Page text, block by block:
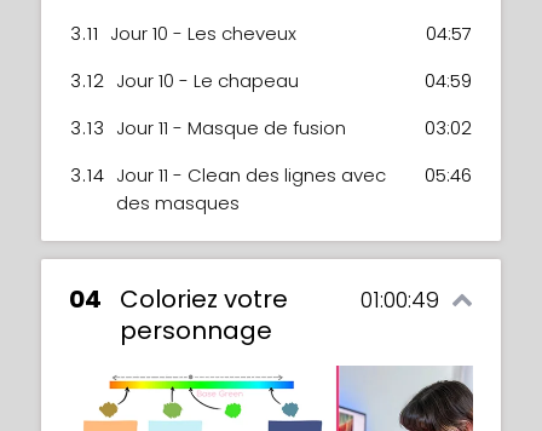
3.11 Jour 10 - Les cheveux
04:57
3.12 Jour 10 - Le chapeau
04:59
3.13 Jour 11 - Masque de fusion
03:02
3.14 Jour 11 - Clean des lignes avec
des masques
05:46
04
Coloriez votre
personnage
01:00:49